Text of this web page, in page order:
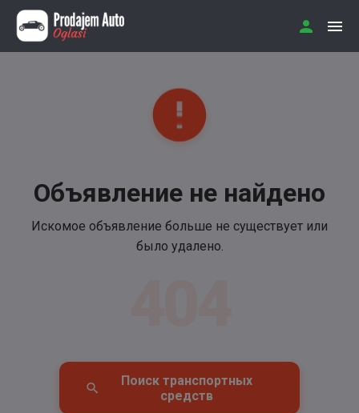
Объявление не найдено
Искомое объявление больше не существует или
было удалено.
Поиск транспортных
средств